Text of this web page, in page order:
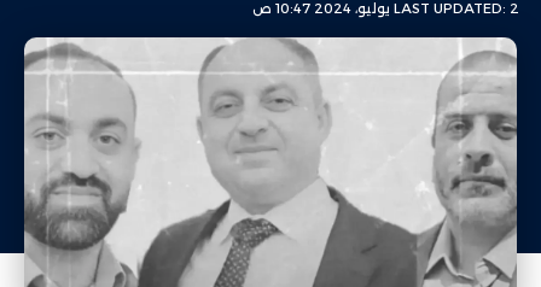
LAST UPDATED: 2 يوليو، 2024 10:47 ص